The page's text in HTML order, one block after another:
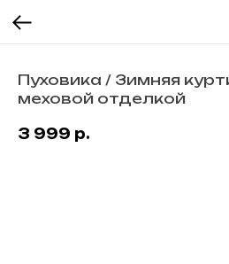
Пуховика / Зимняя
меховой отделкой
3 999 р.